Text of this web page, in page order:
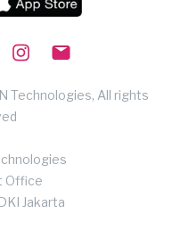
Technologies, All rights
Office
Jakarta